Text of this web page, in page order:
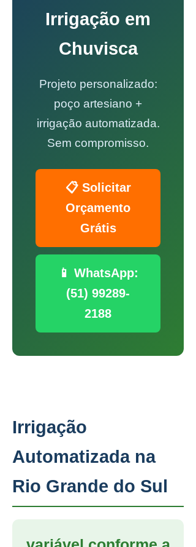
Irrigação em
Chuvisca
Projeto personalizado:
poço artesiano +
irrigação automatizada.
Sem compromisso.
📋 Solicitar
Orçamento
Grátis
📱 WhatsApp:
(51) 99289-
2188
Irrigação
Automatizada na
Rio Grande do Sul